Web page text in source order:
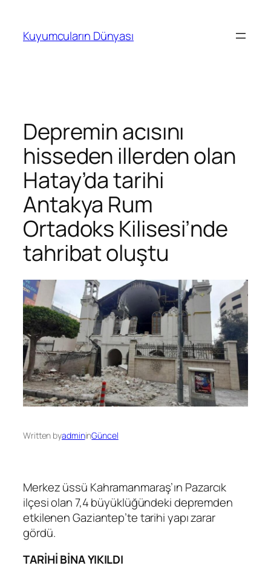
Kuyumcuların Dünyası
Depremin acısını
hisseden illerden olan
Hatay’da tarihi
Antakya Rum
Ortadoks Kilisesi’nde
tahribat oluştu
Written byadmininGüncel
Merkez üssü Kahramanmaraş’ın Pazarcık
ilçesi olan 7,4 büyüklüğündeki depremden
etkilenen Gaziantep’te tarihi yapı zarar
gördü.
TARİHİ BİNA YIKILDI